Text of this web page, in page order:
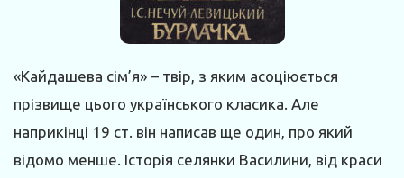
«Кайдашева сім’я» – твір, з яким асоціюється
прізвище цього українського класика. Але
наприкінці 19 ст. він написав ще один, про який
відомо менше. Історія селянки Василини, від краси